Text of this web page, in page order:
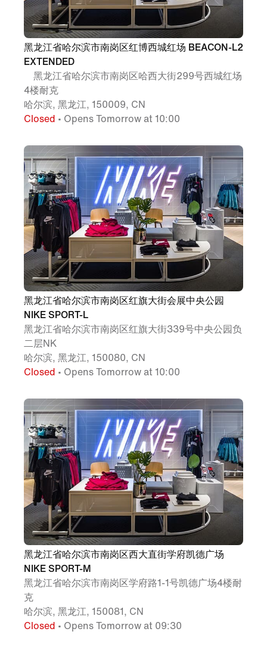
黑龙江省哈尔滨市南岗区红博西城红场 BEACON-L2
EXTENDED
黑龙江省哈尔滨市南岗区哈西大街299号西城红场
4楼耐克
哈尔滨, 黑龙江, 150009, CN
Closed • Opens Tomorrow at 10:00
黑龙江省哈尔滨市南岗区红旗大街会展中央公园
NIKE SPORT-L
黑龙江省哈尔滨市南岗区红旗大街339号中央公园负
二层NK
哈尔滨, 黑龙江, 150080, CN
Closed • Opens Tomorrow at 10:00
黑龙江省哈尔滨市南岗区西大直街学府凯德广场
NIKE SPORT-M
黑龙江省哈尔滨市南岗区学府路1-1号凯德广场4楼耐
克
哈尔滨, 黑龙江, 150081, CN
Closed • Opens Tomorrow at 09:30